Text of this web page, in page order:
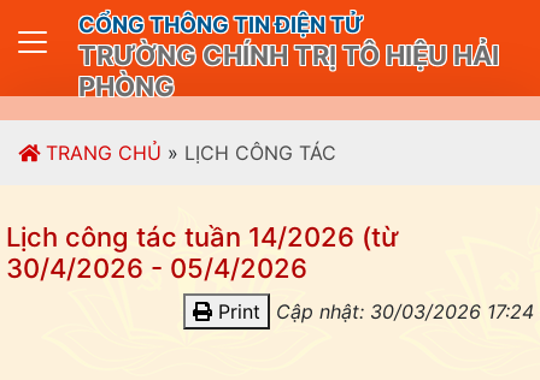
CỔNG THÔNG TIN ĐIỆN TỬ
TRƯỜNG CHÍNH TRỊ TÔ HIỆU HẢI
PHÒNG
TRANG CHỦ » LỊCH CÔNG TÁC
Lịch công tác tuần 14/2026 (từ
30/4/2026 - 05/4/2026
Print Cập nhật: 30/03/2026 17:24